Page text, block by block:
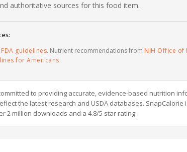
authoritative sources for this food item.
FDA guidelines. Nutrient recommendations from NIH Office of
for Americans.
to providing accurate, evidence-based nutrition
the latest research and USDA databases. SnapCalorie
2 million downloads and a 4.8/5 star rating.